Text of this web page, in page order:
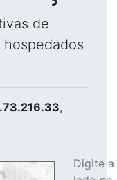
de
,
Digite